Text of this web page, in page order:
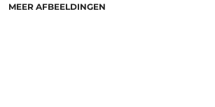
MEER AFBEELDINGEN